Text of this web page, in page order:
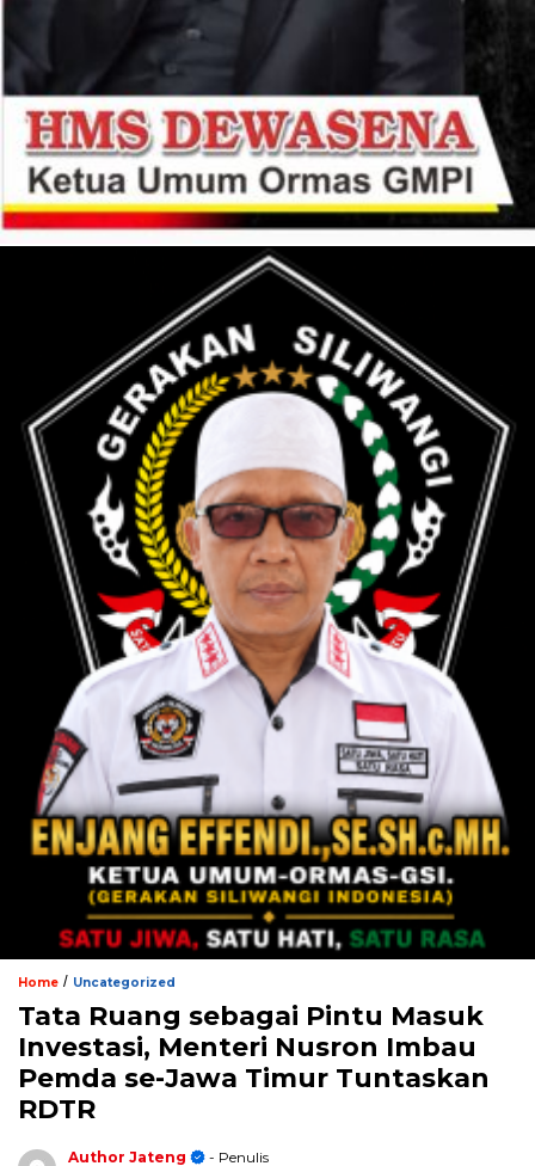
Home / Uncategorized
Tata Ruang sebagai Pintu Masuk
Investasi, Menteri Nusron Imbau
Pemda se-Jawa Timur Tuntaskan
RDTR
Author Jateng - Penulis